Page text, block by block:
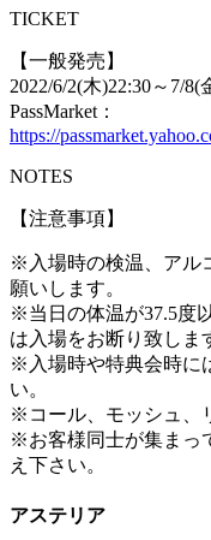
TICKET
【一般発売】
2022/6/2(木)22:30～7/8(
PassMarket：
https://
NOTES
【注意事項】
※入場時の検温、アル
願いします。
※当日の体温が37.5度
は入場をお断り致しま
※入場時や特典会時に
い。
※コール、モッシュ、
※お客様同士が集まっ
え下さい。
アステリア